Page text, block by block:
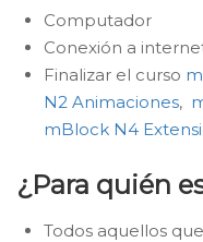
Computador
Conexión a
Finalizar el curso
N2 Animaciones,
mBlock N4
¿Para quién
Todos aquellos